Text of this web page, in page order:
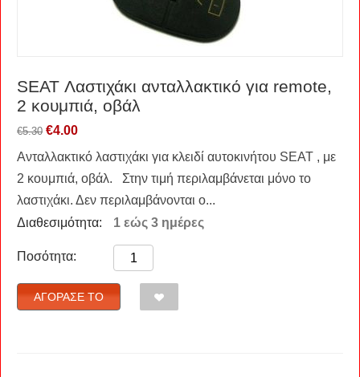
SEAT Λαστιχάκι ανταλλακτικό για remote,
2 κουμπιά, οβάλ
€5.30 €4.00
Ανταλλακτικό λαστιχάκι για κλειδί αυτοκινήτου SEAT , με
2 κουμπιά, οβάλ. Στην τιμή περιλαμβάνεται μόνο το
λαστιχάκι. Δεν περιλαμβάνονται ο...
Διαθεσιμότητα:
1 εώς 3 ημέρες
Ποσότητα:
ΑΓΌΡΑΣΈ ΤΟ